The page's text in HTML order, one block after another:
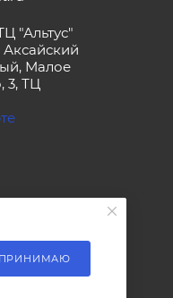
"Альтус"
Аксайский
Малое
3, ТЦ
ПРИНИМАЮ